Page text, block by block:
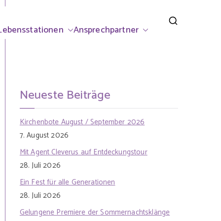
Ansprechpartner
Neueste Beiträge
Kirchenbote August / September 2026
7. August 2026
Mit Agent Cleverus auf Entdeckungstour
28. Juli 2026
Ein Fest für alle Generationen
28. Juli 2026
Gelungene Premiere der Sommernachtsklänge